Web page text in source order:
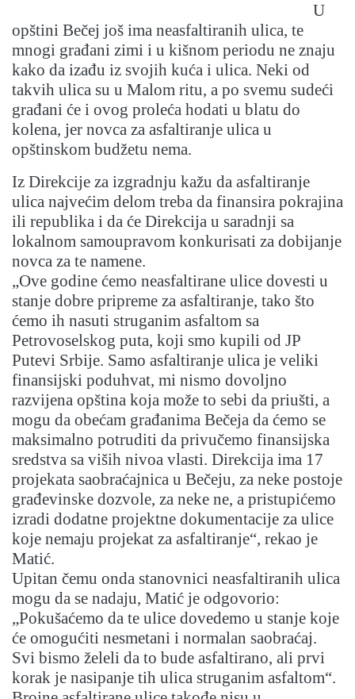
U
opštini Bečej još ima neasfaltiranih ulica, te
mnogi građani zimi i u kišnom periodu ne znaju
kako da izađu iz svojih kuća i ulica. Neki od
takvih ulica su u Malom ritu, a po svemu sudeći
građani će i ovog proleća hodati u blatu do
kolena, jer novca za asfaltiranje ulica u
opštinskom budžetu nema.
Iz Direkcije za izgradnju kažu da asfaltiranje
ulica najvećim delom treba da finansira pokrajina
ili republika i da će Direkcija u saradnji sa
lokalnom samoupravom konkurisati za dobijanje
novca za te namene.
„Ove godine ćemo neasfaltirane ulice dovesti u
stanje dobre pripreme za asfaltiranje, tako što
ćemo ih nasuti struganim asfaltom sa
Petrovoselskog puta, koji smo kupili od JP
Putevi Srbije. Samo asfaltiranje ulica je veliki
finansijski poduhvat, mi nismo dovoljno
razvijena opština koja može to sebi da priušti, a
mogu da obećam građanima Bečeja da ćemo se
maksimalno potruditi da privučemo finansijska
sredstva sa viših nivoa vlasti. Direkcija ima 17
projekata saobraćajnica u Bečeju, za neke postoje
građevinske dozvole, za neke ne, a pristupićemo
izradi dodatne projektne dokumentacije za ulice
koje nemaju projekat za asfaltiranje“, rekao je
Matić.
Upitan čemu onda stanovnici neasfaltiranih ulica
mogu da se nadaju, Matić je odgovorio:
„Pokušaćemo da te ulice dovedemo u stanje koje
će omogućiti nesmetani i normalan saobraćaj.
Svi bismo želeli da to bude asfaltirano, ali prvi
korak je nasipanje tih ulica struganim asfaltom“.